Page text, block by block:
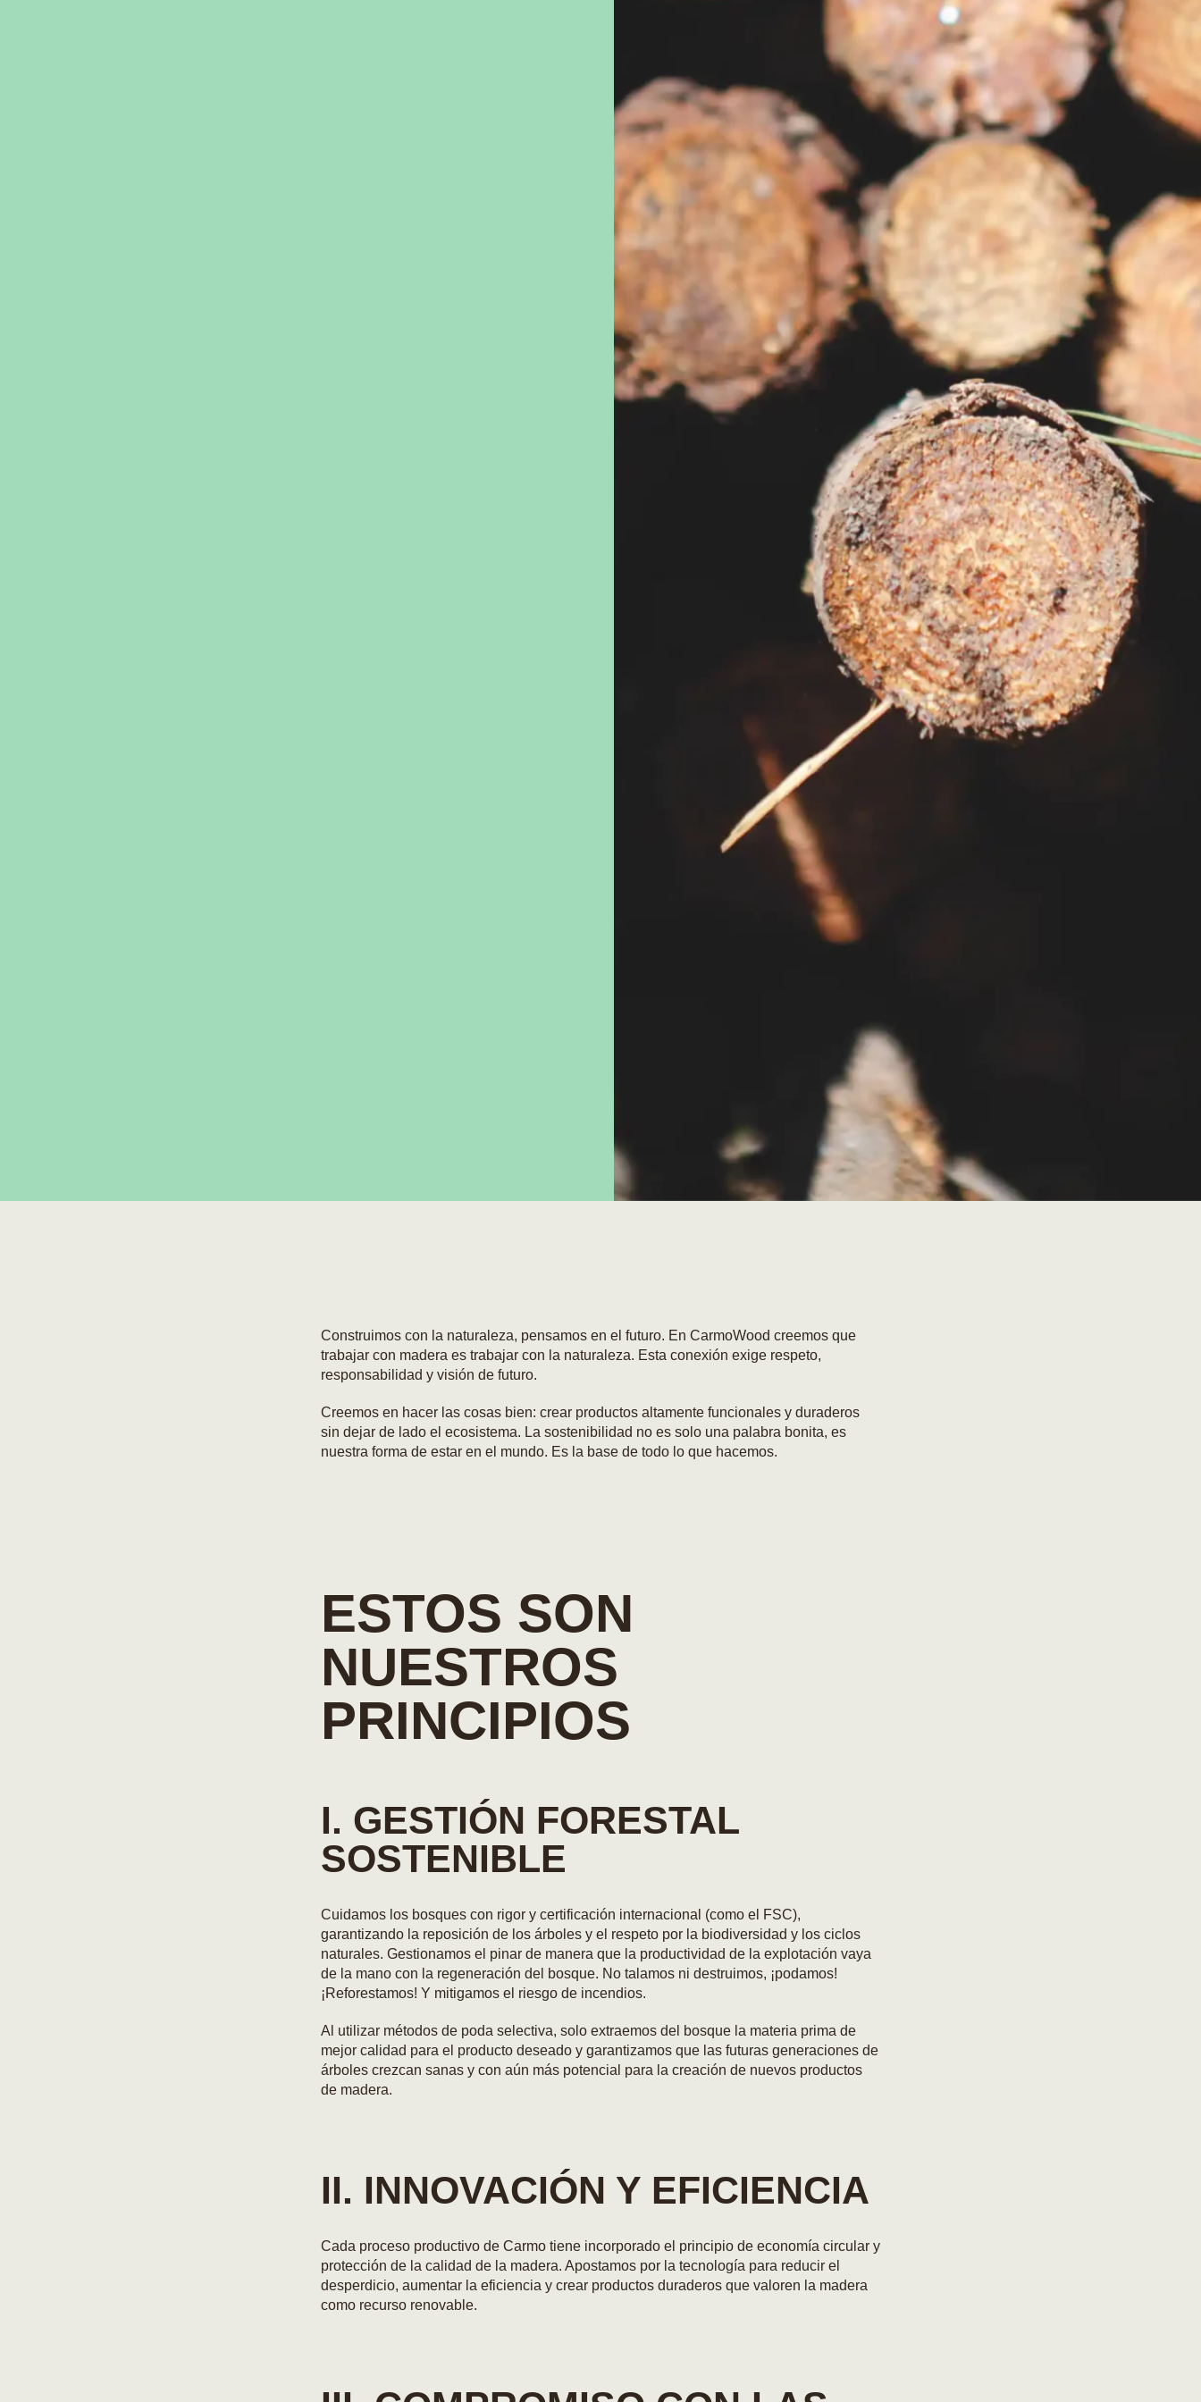
Construimos con la naturaleza, pensamos en el futuro. En CarmoWood creemos que
trabajar con madera es trabajar con la naturaleza. Esta conexión exige respeto,
responsabilidad y visión de futuro.
Creemos en hacer las cosas bien: crear productos altamente funcionales y duraderos
sin dejar de lado el ecosistema. La sostenibilidad no es solo una palabra bonita, es
nuestra forma de estar en el mundo. Es la base de todo lo que hacemos.
ESTOS SON
NUESTROS
PRINCIPIOS
I. GESTIÓN FORESTAL
SOSTENIBLE
Cuidamos los bosques con rigor y certificación internacional (como el FSC),
garantizando la reposición de los árboles y el respeto por la biodiversidad y los ciclos
naturales. Gestionamos el pinar de manera que la productividad de la explotación vaya
de la mano con la regeneración del bosque. No talamos ni destruimos, ¡podamos!
¡Reforestamos! Y mitigamos el riesgo de incendios.
Al utilizar métodos de poda selectiva, solo extraemos del bosque la materia prima de
mejor calidad para el producto deseado y garantizamos que las futuras generaciones de
árboles crezcan sanas y con aún más potencial para la creación de nuevos productos
de madera.
II. INNOVACIÓN Y EFICIENCIA
Cada proceso productivo de Carmo tiene incorporado el principio de economía circular y
protección de la calidad de la madera. Apostamos por la tecnología para reducir el
desperdicio, aumentar la eficiencia y crear productos duraderos que valoren la madera
como recurso renovable.